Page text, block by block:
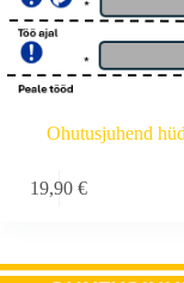
Ohutusjuhend
19,90€